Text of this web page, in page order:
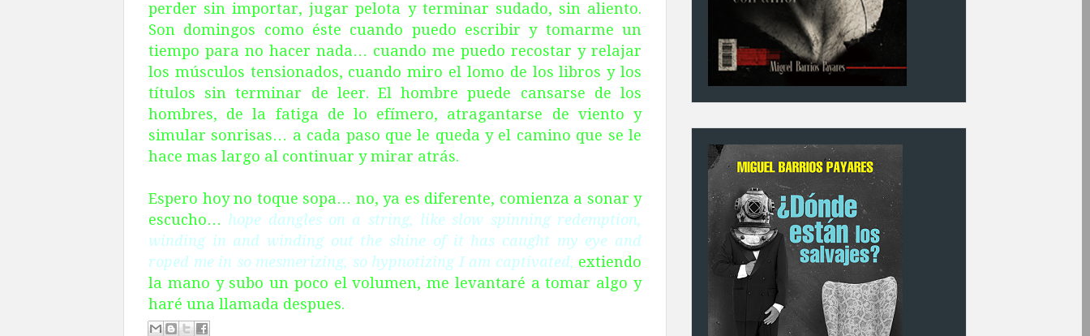
perder sin importar, jugar pelota y terminar sudado, sin aliento.
Son domingos como éste cuando puedo escribir y tomarme un
tiempo para no hacer nada… cuando me puedo recostar y relajar
los músculos tensionados, cuando miro el lomo de los libros y los
títulos sin terminar de leer. El hombre puede cansarse de los
hombres, de la fatiga de lo efímero, atragantarse de viento y
simular sonrisas… a cada paso que le queda y el camino que se le
hace mas largo al continuar y mirar atrás.
Espero hoy no toque sopa… no, ya es diferente, comienza a sonar y
escucho… hope dangles on a string, like slow spinning redemption,
winding in and winding out the shine of it has caught my eye and
roped me in so mesmerizing, so hypnotizing I am captivated, extiendo
la mano y subo un poco el volumen, me levantaré a tomar algo y
haré una llamada despues.